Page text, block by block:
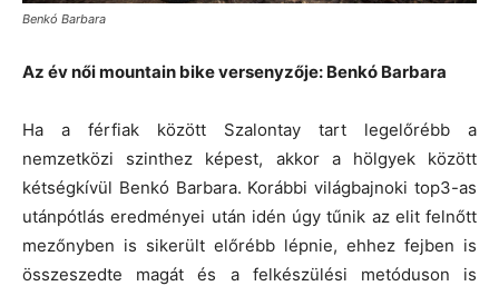
Benkó Barbara
Az év női mountain bike versenyzője: Benkó Barbara
Ha a férfiak között Szalontay tart legelőrébb a
nemzetközi szinthez képest, akkor a hölgyek között
kétségkívül Benkó Barbara. Korábbi világbajnoki top3-as
utánpótlás eredményei után idén úgy tűnik az elit felnőtt
mezőnyben is sikerült előrébb lépnie, ehhez fejben is
összeszedte magát és a felkészülési metóduson is